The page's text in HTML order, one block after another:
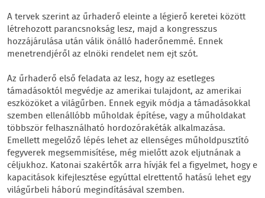
A tervek szerint az űrhaderő eleinte a légierő keretei között
létrehozott parancsnokság lesz, majd a kongresszus
hozzájárulása után válik önálló haderőnemmé. Ennek
menetrendjéről az elnöki rendelet nem ejt szót.
Az űrhaderő első feladata az lesz, hogy az esetleges
támadásoktól megvédje az amerikai tulajdont, az amerikai
eszközöket a világűrben. Ennek egyik módja a támadásokkal
szemben ellenállóbb műholdak építése, vagy a műholdakat
többször felhasználható hordozórakéták alkalmazása.
Emellett megelőző lépés lehet az ellenséges műholdpusztító
fegyverek megsemmisítése, még mielőtt azok eljutnának a
céljukhoz. Katonai szakértők arra hívják fel a figyelmet, hogy e
kapacitások kifejlesztése egyúttal elrettentő hatású lehet egy
világűrbeli háború megindításával szemben.